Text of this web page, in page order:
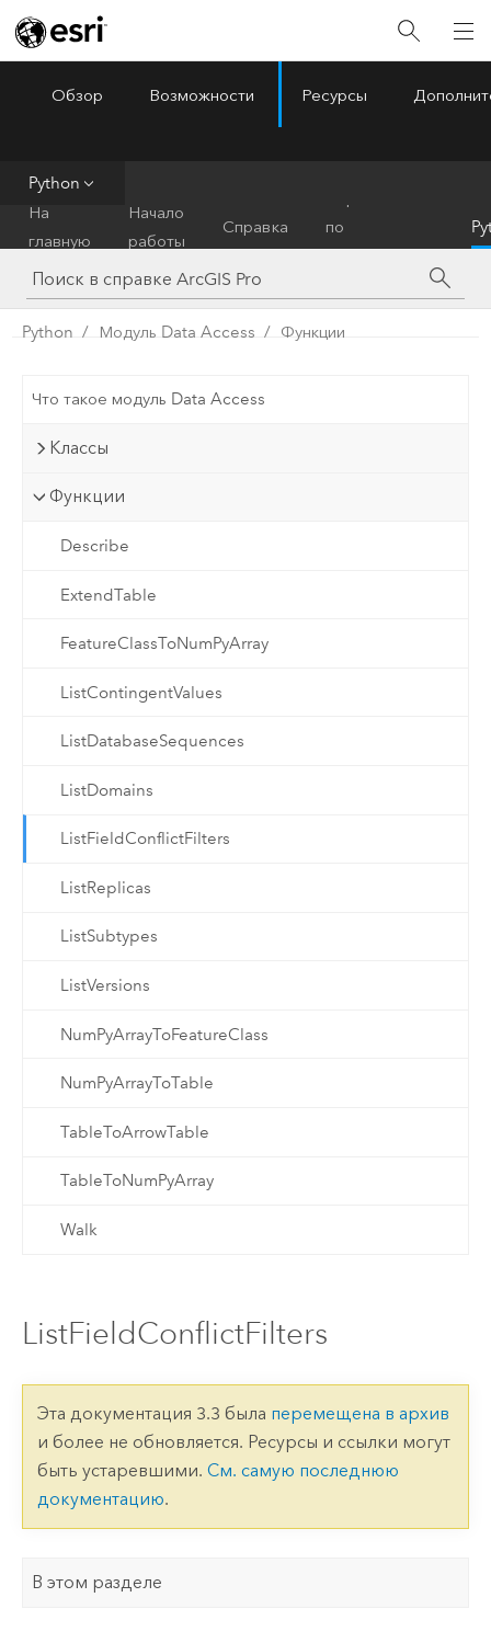
ArcGIS Pro
Обзор Возможности Ресурсы
Python
На
главную
Начало
работы
Справка
по
инструментам
Python Модуль Data Access Функции
Что такое модуль Data Access
Классы
Функции
Describe
ExtendTable
FeatureClassToNumPyArray
ListContingentValues
ListDatabaseSequences
ListDomains
ListFieldConflictFilters
ListReplicas
ListSubtypes
ListVersions
NumPyArrayToFeatureClass
NumPyArrayToTable
TableToArrowTable
TableToNumPyArray
Walk
ListFieldConflictFilters
Эта документация 3.3 была перемещена в архив
и более не обновляется. Ресурсы и ссылки могут
быть устаревшими. См. самую последнюю
документацию.
В этом разделе